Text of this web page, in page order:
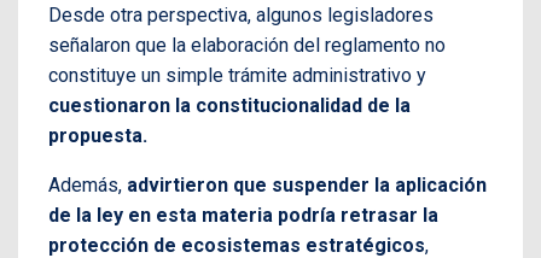
Desde otra perspectiva, algunos legisladores
señalaron que la elaboración del reglamento no
constituye un simple trámite administrativo y
cuestionaron la constitucionalidad de la
propuesta.
Además, advirtieron que suspender la aplicación
de la ley en esta materia podría retrasar la
protección de ecosistemas estratégicos,